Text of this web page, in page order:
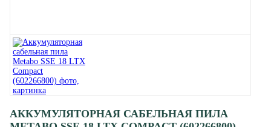
АККУМУЛЯТОРНАЯ САБЕЛЬНАЯ ПИЛА